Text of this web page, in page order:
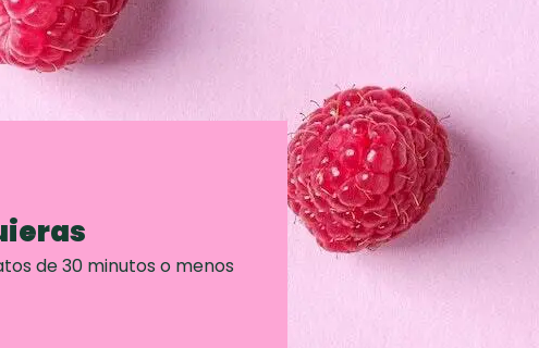
de 30 minutos o menos